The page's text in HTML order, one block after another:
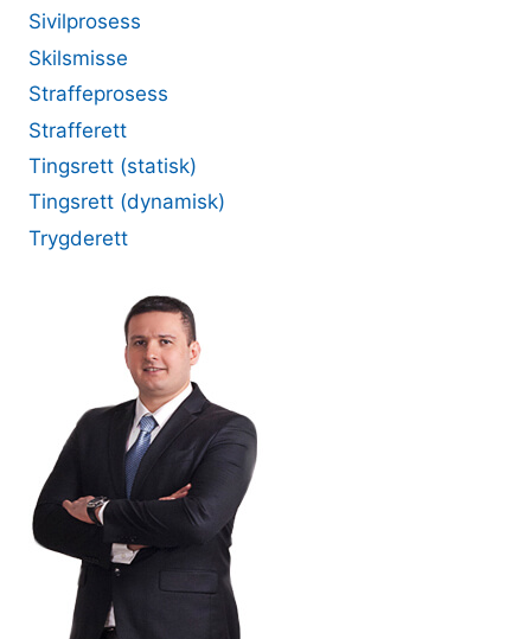
Sivilprosess
Skilsmisse
Straffeprosess
Strafferett
Tingsrett (statisk)
Tingsrett (dynamisk)
Trygderett